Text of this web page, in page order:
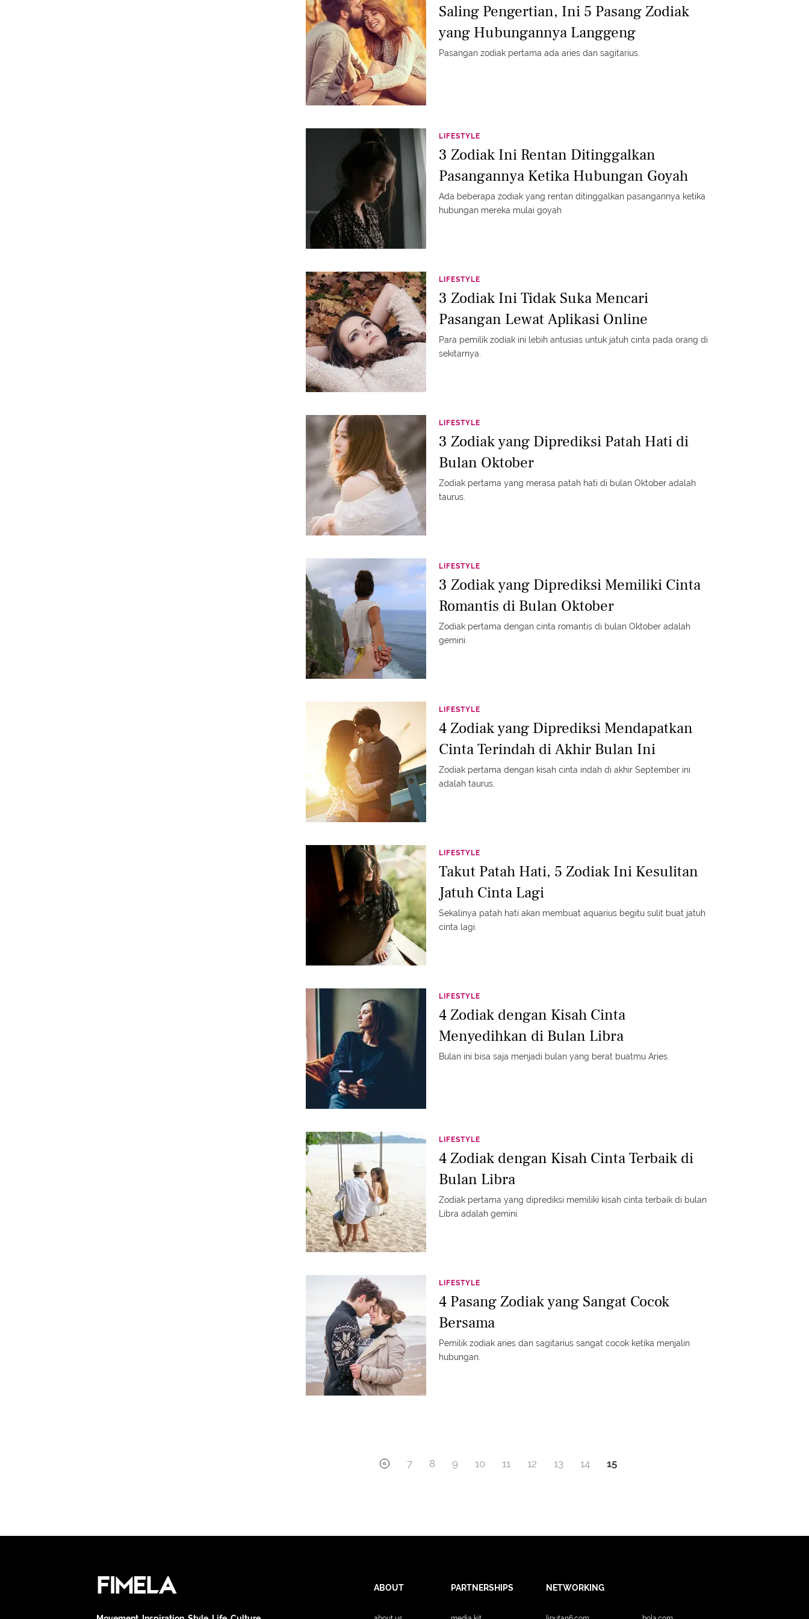
Saling Pengertian, Ini 5 Pasang Zodiak
yang Hubungannya Langgeng
Pasangan zodiak pertama ada aries dan sagitarius.
LIFESTYLE
3 Zodiak Ini Rentan Ditinggalkan
Pasangannya Ketika Hubungan Goyah
Ada beberapa zodiak yang rentan ditinggalkan pasangannya ketika
hubungan mereka mulai goyah
LIFESTYLE
3 Zodiak Ini Tidak Suka Mencari
Pasangan Lewat Aplikasi Online
Para pemilik zodiak ini lebih antusias untuk jatuh cinta pada orang di
sekitarnya.
LIFESTYLE
3 Zodiak yang Diprediksi Patah Hati di
Bulan Oktober
Zodiak pertama yang merasa patah hati di bulan Oktober adalah
taurus.
LIFESTYLE
3 Zodiak yang Diprediksi Memiliki Cinta
Romantis di Bulan Oktober
Zodiak pertama dengan cinta romantis di bulan Oktober adalah
gemini.
LIFESTYLE
4 Zodiak yang Diprediksi Mendapatkan
Cinta Terindah di Akhir Bulan Ini
Zodiak pertama dengan kisah cinta indah di akhir September ini
adalah taurus.
LIFESTYLE
Takut Patah Hati, 5 Zodiak Ini Kesulitan
Jatuh Cinta Lagi
Sekalinya patah hati akan membuat aquarius begitu sulit buat jatuh
cinta lagi.
LIFESTYLE
4 Zodiak dengan Kisah Cinta
Menyedihkan di Bulan Libra
Bulan ini bisa saja menjadi bulan yang berat buatmu Aries.
LIFESTYLE
4 Zodiak dengan Kisah Cinta Terbaik di
Bulan Libra
Zodiak pertama yang diprediksi memiliki kisah cinta terbaik di bulan
Libra adalah gemini.
LIFESTYLE
4 Pasang Zodiak yang Sangat Cocok
Bersama
Pemilik zodiak aries dan sagitarius sangat cocok ketika menjalin
hubungan.
7 8 9 10 11 12 13 14 15
ABOUT PARTNERSHIPS NETWORKING